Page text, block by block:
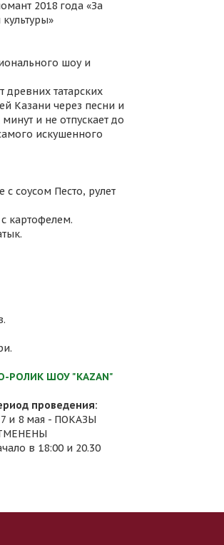
2018 года «За
шоу и
древних татарских
Казани через песни и
и не отпускает до
искушенного
соусом Песто, рулет
картофелем.
ШОУ "KAZAN"
проведения:
и 8 мая - ПОКАЗЫ
в 18:00 и 20.30